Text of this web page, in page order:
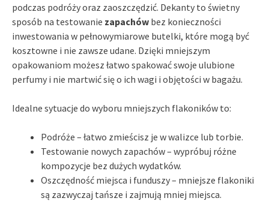
podczas podróży oraz zaoszczędzić. Dekanty to świetny
sposób na testowanie zapachów bez konieczności
inwestowania w pełnowymiarowe butelki, które mogą być
kosztowne i nie zawsze udane. Dzięki mniejszym
opakowaniom możesz łatwo spakować swoje ulubione
perfumy i nie martwić się o ich wagi i objętości w bagażu.
Idealne sytuacje do wyboru mniejszych flakoników to:
Podróże – łatwo zmieścisz je w walizce lub torbie.
Testowanie nowych zapachów – wypróbuj różne
kompozycje bez dużych wydatków.
Oszczędność miejsca i funduszy – mniejsze flakoniki
są zazwyczaj tańsze i zajmują mniej miejsca.